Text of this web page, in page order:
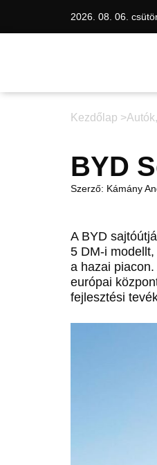
2026. 08. 06.
Kezdőlap >Autók,
BYD
Szerző: Kámány
A BYD
5 DM-i
a hazai
európai
fejlesztési